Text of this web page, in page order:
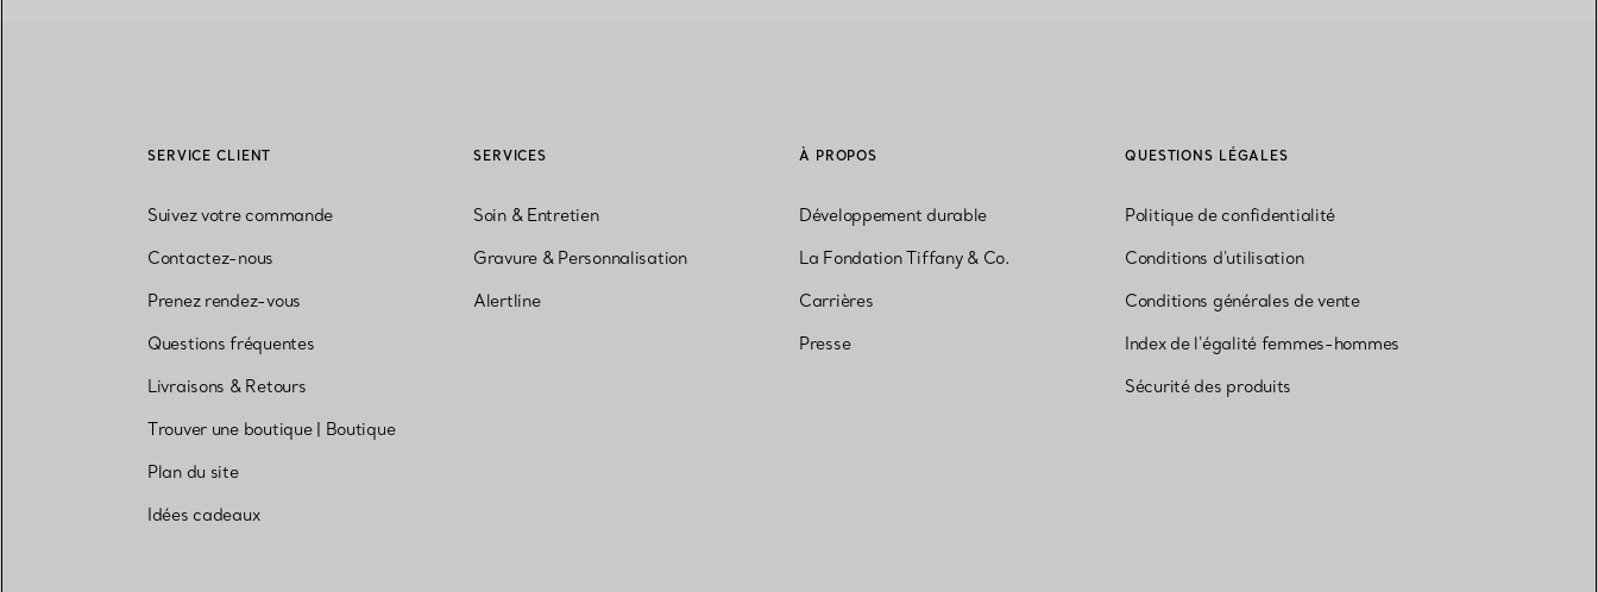
SERVICE CLIENT
Suivez votre commande
Contactez-nous
Prenez rendez-vous
Questions fréquentes
Livraisons & Retours
Trouver une boutique|
Boutique
Plan du site
Idées cadeaux
SERVICES
Soin & Entretien
Gravure & Personnalisation
Alertline
À PROPOS
Développement durable
La Fondation Tiffany & Co.
Carrières
Presse
QUESTIONS LÉGALES
Politique de confidentialité
Conditions d'utilisation
Conditions générales de vente
Index de l'égalité femmes-hommes
Sécurité des produits